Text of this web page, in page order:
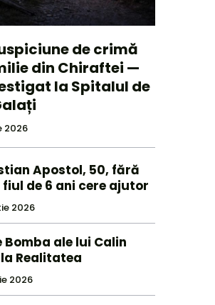
de crimă
din Chiraftei —
la Spitalul de
2026
Apostol, 50, fără
de 6 ani cere ajutor
2026
ale lui Calin
Realitatea
2026